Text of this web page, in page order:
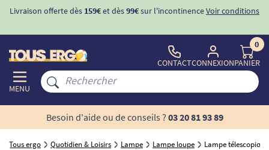
Livraison offerte dès 159€et dès99€sur l'incontinenceVoir conditions
MENU
CONTACTCONNEXION
0
PANIER
Besoin d'aide ou de conseils ? 03 20 81 93 89
Tous ergo Quotidien & Loisirs Lampe Lampe loupe Lampe